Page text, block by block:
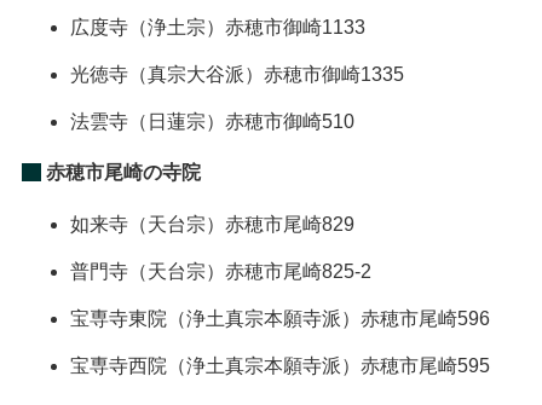
広度寺（浄土宗） 赤穂市御崎1133
光徳寺（真宗大谷派） 赤穂市御崎1335
法雲寺（日蓮宗） 赤穂市御崎510
赤穂市尾崎の寺院
如来寺（天台宗） 赤穂市尾崎829
普門寺（天台宗） 赤穂市尾崎825-2
宝専寺東院 （浄土真宗本願寺派） 赤穂市尾崎596
宝専寺西院 （浄土真宗本願寺派） 赤穂市尾崎595